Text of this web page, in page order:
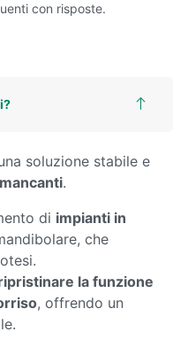
con risposte.
soluzione stabile e
.
di impianti in
che
la funzione
, offrendo un